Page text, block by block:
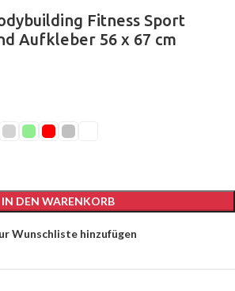
Fitness Sport
Aufkleber 56 x 67 cm
IN DEN WARENKORB
Wunschliste hinzufügen